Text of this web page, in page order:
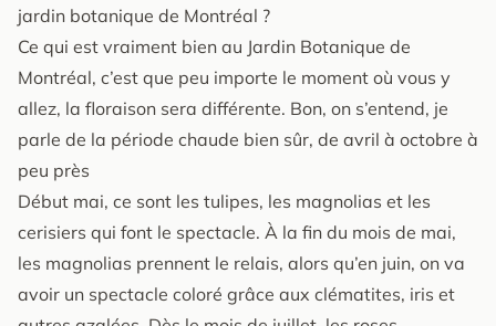
jardin botanique de Montréal ?
Ce qui est vraiment bien au Jardin Botanique de
Montréal, c’est que peu importe le moment où vous y
allez, la floraison sera différente. Bon, on s’entend, je
parle de la période chaude bien sûr, de avril à octobre à
peu près
Début mai, ce sont les tulipes, les magnolias et les
cerisiers qui font le spectacle. À la fin du mois de mai,
les magnolias prennent le relais, alors qu’en juin, on va
avoir un spectacle coloré grâce aux clématites, iris et